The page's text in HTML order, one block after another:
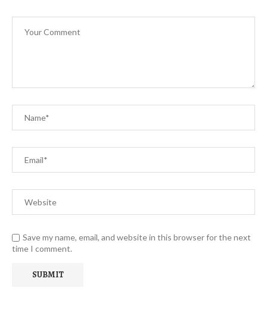
Save my name, email, and website in this browser for the next
time I comment.